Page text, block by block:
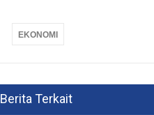
EKONOMI
Berita Terkait